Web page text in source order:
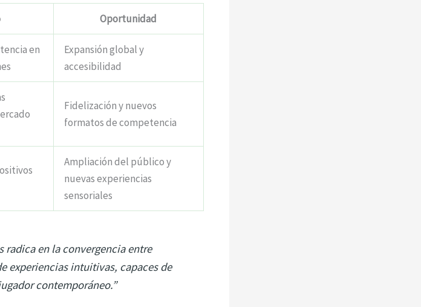
Oportunidad
en
Expansión global y
accesibilidad
Fidelización y nuevos
formatos de competencia
Ampliación del público y
nuevas experiencias
sensoriales
radica en la convergencia entre
experiencias intuitivas, capaces de
contemporáneo.”